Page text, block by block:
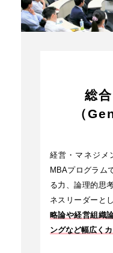
総
（
経営・マネジメ
MBAプログラム
る力、論理的思
ネスリーダーと
略論や経営組織
ングなど幅広く